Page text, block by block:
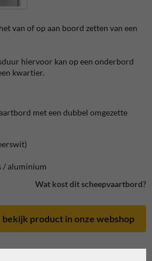
van of op aan boord zetten van een
hiervoor kan op een onderbord
kwartier.
met een dubbel omgezette
/ aluminium
Wat kost dit scheepvaartbord?
bekijk product in onze webshop